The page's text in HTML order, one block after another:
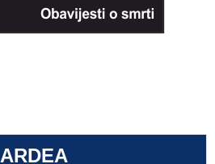
ARDEA